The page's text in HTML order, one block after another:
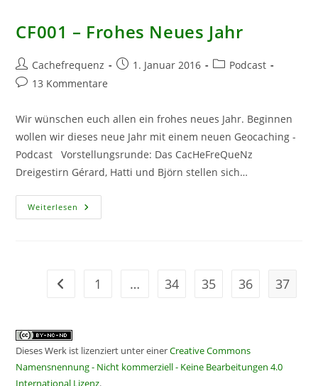
CF001 – Frohes Neues Jahr
Beitrags-
Autor:
Cachefrequenz
Beitrag1. Januar 2016
Beitrags-
Podcast
Beitrags-
13 Kommentare
Wir wünschen euch allen ein frohes neues Jahr. Beginnen
wollen wir dieses neue Jahr mit einem neuen Geocaching -
Podcast Vorstellungsrunde: Das CacHeFreQueNz
Dreigestirn Gérard, Hatti und Björn stellen sich…
Weiterlesen CF001
–
Zur vorherigen Seite
1 … 34 35 36 37
Dieses Werk ist lizenziert unter einerCreative Commons
Namensnennung - Nicht kommerziell - Keine Bearbeitungen 4.0
International Lizenz.